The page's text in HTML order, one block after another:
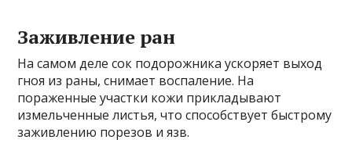
Заживление ран
На самом деле сок подорожника ускоряет выход
гноя из раны, снимает воспаление. На
пораженные участки кожи прикладывают
измельченные листья, что способствует быстрому
заживлению порезов и язв.